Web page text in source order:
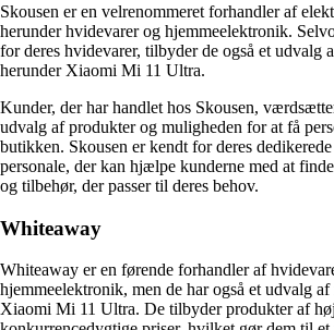
Skousen er en velrenommeret forhandler af
herunder hvidevarer og hjemmeelektronik.
for deres hvidevarer, tilbyder de også et udvalg
herunder Xiaomi Mi 11 Ultra.
Kunder, der har handlet hos Skousen,
udvalg af produkter og muligheden for at få
butikken. Skousen er kendt for deres
personale, der kan hjælpe kunderne med at
og tilbehør, der passer til deres behov.
Whiteaway
Whiteaway er en førende forhandler af
hjemmeelektronik, men de har også et udvalg
Xiaomi Mi 11 Ultra. De tilbyder produkter af